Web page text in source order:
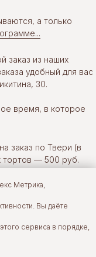
а только
заказ из наших
удобный для вас
30.
время, в которое
заказ по Твери (в
тортов — 500 руб.
города рассчитает
предварительной
Метрика,
Вы даёте
сервиса в порядке,